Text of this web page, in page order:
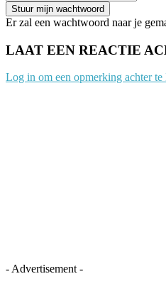
Er zal een wachtwoord naar je
LAAT EEN REACTIE
Log in om een opmerking achter te
- Advertisement -